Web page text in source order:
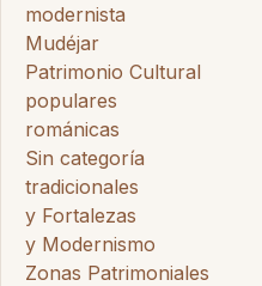
modernista
Mudéjar
Patrimonio Cultural
populares
románicas
Sin categoría
tradicionales
y Fortalezas
y Modernismo
Zonas Patrimoniales